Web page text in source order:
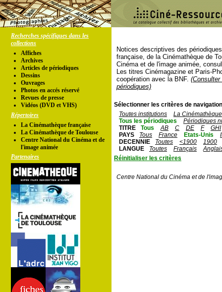
Recherches spécifiques dans les
collections
Affiches
Archives
Articles de périodiques
Dessins
Ouvrages
Photos en accés réservé
Revues de presse
Vidéos (DVD et VHS)
Répertoires
La Cinémathèque française
La Cinémathèque de Toulouse
Centre National du Cinéma et de
l'image animée
Partenaires
Notices descriptives des
française, de la Cinémathèque de
Cinéma et de l'image animée,
Les titres Cinémagazine et Paris-
coopération avec la BNF.
périodiques)
Sélectionner les critères de
Toutes institutions
La
Tous les périodiques
Périodiques
TITRE
Tous AB C DE F
GHI
PAYS
Tous France Etats-Unis
DECENNIE
Toutes <1900
1900
LANGUE
Toutes Français
Réinitialiser les critères
Centre National du Cinéma et de